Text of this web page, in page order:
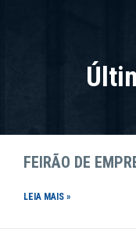
FEIRÃO DE
LEIA MAIS »